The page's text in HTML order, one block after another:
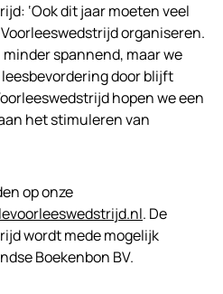
‘Ook dit jaar moeten veel
organiseren.
spannend, maar we
door blijft
hopen we een
het stimuleren van
op onze
. De
wordt mede mogelijk
Boekenbon BV.